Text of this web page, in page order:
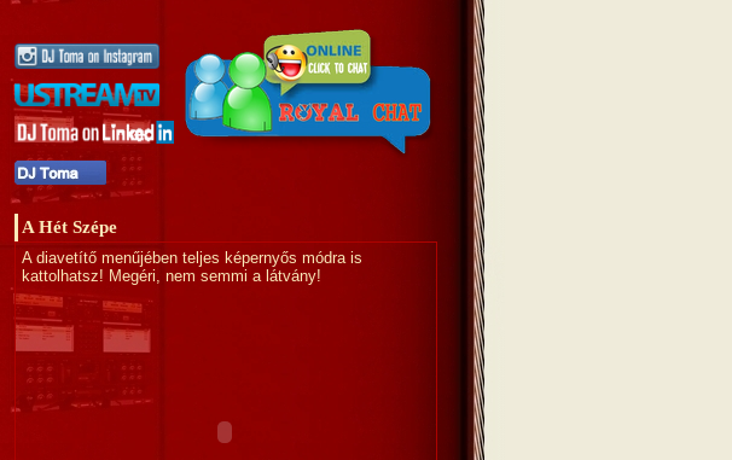
A Hét Szépe
A diavetítő menűjében teljes képernyős módra is
kattolhatsz! Megéri, nem semmi a látvány!